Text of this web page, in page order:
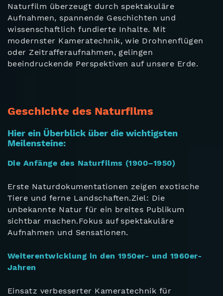
Naturfilm überzeugt durch spektakuläre
Aufnahmen, spannende Geschichten und
wissenschaftlich fundierte Inhalte. Mit
modernster Kameratechnik, wie Drohnenflügen
oder Zeitrafferaufnahmen, gelingen
beeindruckende Perspektiven auf unsere Erde.
Geschichte des Naturfilms
Hier ein Überblick über die wichtigsten
Meilensteine:
Die Anfänge des Naturfilms (1900–1950)
Erste Naturdokumentationen zeigen exotische
Tiere und ferne Landschaften.Ziel: Die
unbekannte Natur für ein breites Publikum
sichtbar machen.Fokus auf spektakuläre
Aufnahmen und Sensationen.
Weiterentwicklung in den 1950er- und 1960er-
Jahren
Einsatz verbesserter Kameratechnik für